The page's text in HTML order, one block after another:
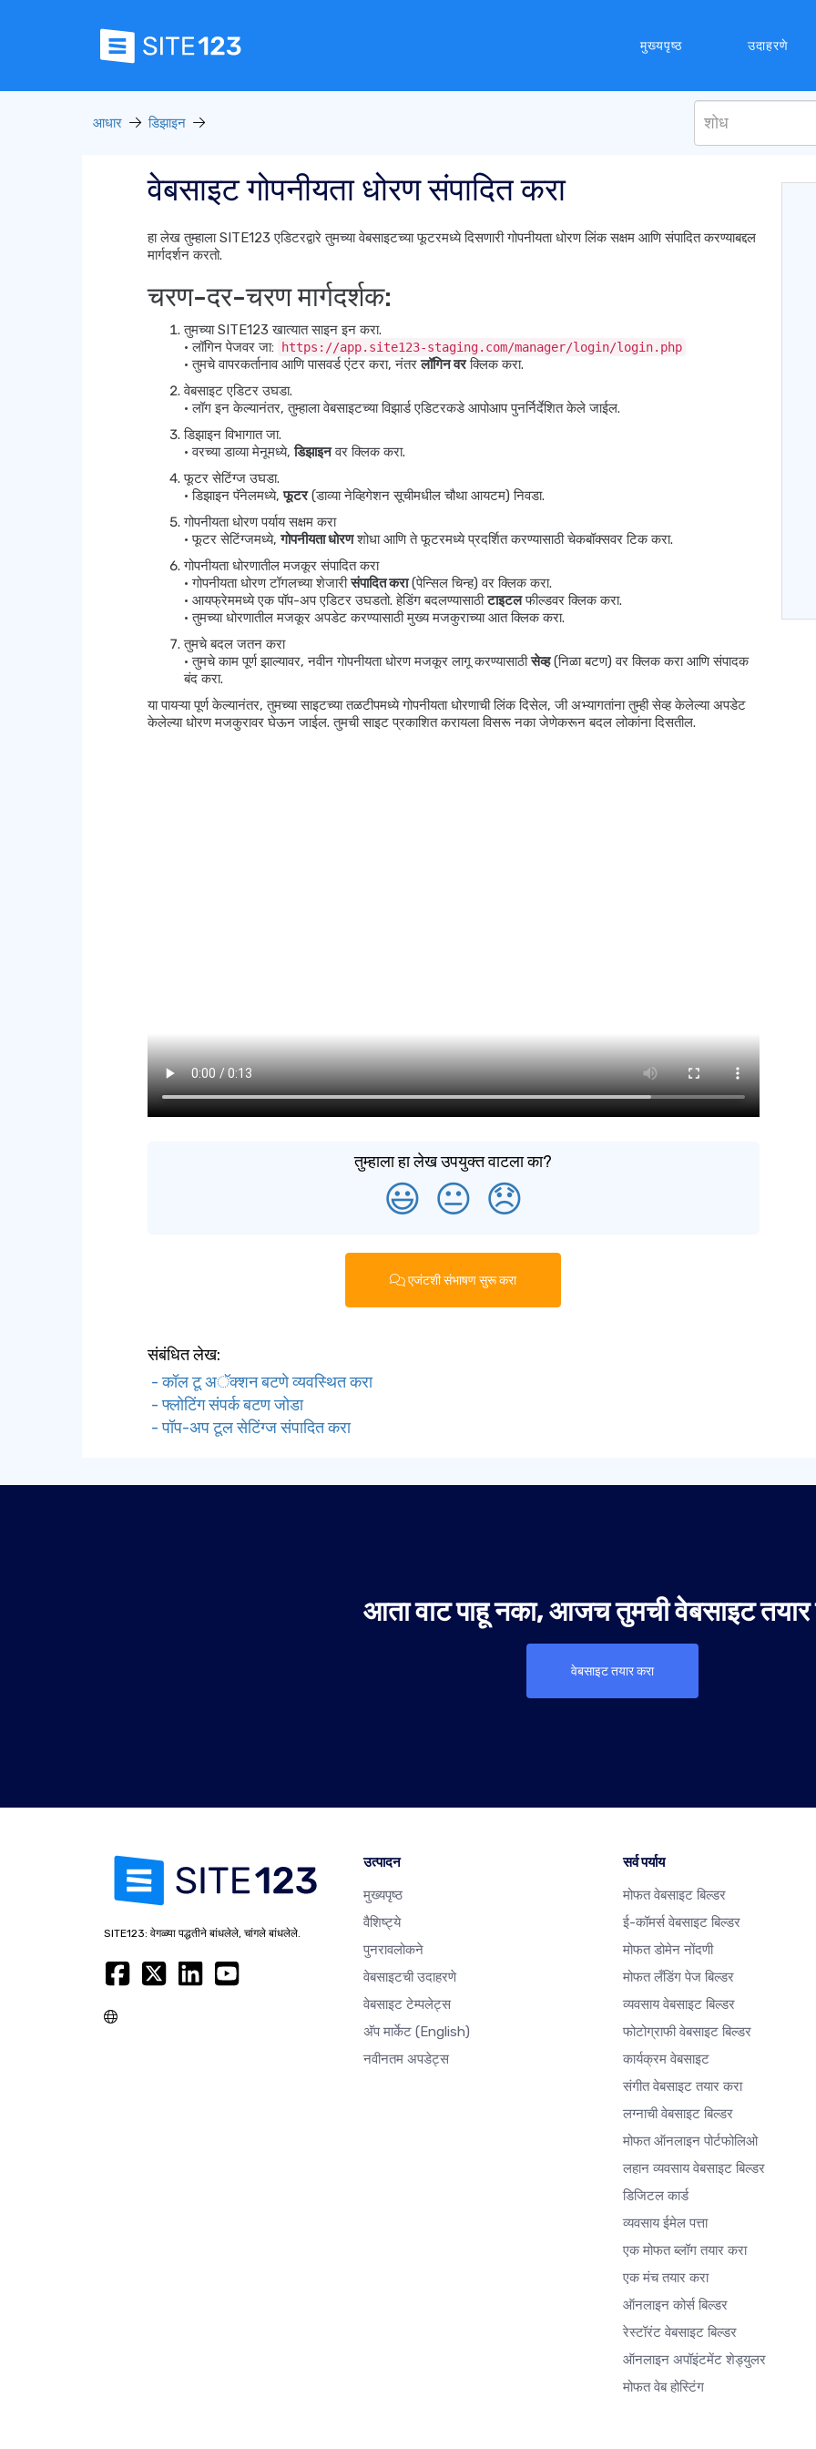
मुख्यपृष्ठ उदाहरणे
आधार डिझाइन
वेबसाइट गोपनीयता धोरण संपादित करा
हा लेख तुम्हाला SITE123 एडिटरद्वारे तुमच्या वेबसाइटच्या फूटरमध्ये दिसणारी गोपनीयता धोरण लिंक सक्षम आणि संपादित करण्याबद्दल
मार्गदर्शन करतो.
चरण-दर-चरण मार्गदर्शक:
तुमच्या SITE123 खात्यात साइन इन करा.
• लॉगिन पेजवर जा:
https://app.site123-staging.com/manager/login/login.php
• तुमचे वापरकर्तानाव आणि पासवर्ड एंटर करा, नंतरलॉगिन वरक्लिक करा.
वेबसाइट एडिटर उघडा.
• लॉग इन केल्यानंतर, तुम्हाला वेबसाइटच्या विझार्ड एडिटरकडे आपोआप पुनर्निर्देशित केले जाईल.
डिझाइन विभागात जा.
• वरच्या डाव्या मेनूमध्ये,डिझाइनवर क्लिक करा.
फूटर सेटिंग्ज उघडा.
• डिझाइन पॅनेलमध्ये,फूटर(डाव्या नेव्हिगेशन सूचीमधील चौथा आयटम) निवडा.
गोपनीयता धोरण पर्याय सक्षम करा
• फूटर सेटिंग्जमध्ये,गोपनीयता धोरणशोधा आणि ते फूटरमध्ये प्रदर्शित करण्यासाठी चेकबॉक्सवर टिक करा.
गोपनीयता धोरणातील मजकूर संपादित करा
• गोपनीयता धोरण टॉगलच्या शेजारीसंपादित करा(पेन्सिल चिन्ह) वर क्लिक करा.
• आयफ्रेममध्ये एक पॉप-अप एडिटर उघडतो. हेडिंग बदलण्यासाठीटाइटलफील्डवर क्लिक करा.
• तुमच्या धोरणातील मजकूर अपडेट करण्यासाठी मुख्य मजकुराच्या आत क्लिक करा.
तुमचे बदल जतन करा
• तुमचे काम पूर्ण झाल्यावर, नवीन गोपनीयता धोरण मजकूर लागू करण्यासाठीसेव्ह(निळा बटण) वर क्लिक करा आणि संपादक
बंद करा.
या पायऱ्या पूर्ण केल्यानंतर, तुमच्या साइटच्या तळटीपमध्ये गोपनीयता धोरणाची लिंक दिसेल, जी अभ्यागतांना तुम्ही सेव्ह केलेल्या अपडेट
केलेल्या धोरण मजकुरावर घेऊन जाईल. तुमची साइट प्रकाशित करायला विसरू नका जेणेकरून बदल लोकांना दिसतील.
तुम्हाला हा लेख उपयुक्त वाटला का?
😃 😐 😞
एजंटशी संभाषण सुरू करा
संबंधित लेख:
- कॉल टू अॅक्शन बटणे व्यवस्थित करा
- फ्लोटिंग संपर्क बटण जोडा
- पॉप-अप टूल सेटिंग्ज संपादित करा
आता वाट पाहू नका, आजच तुमची वेबसाइट तयार
वेबसाइट तयार करा
SITE123: वेगळ्या पद्धतीने बांधलेले, चांगले बांधलेले.
उत्पादन
मुख्यपृष्ठ
वैशिष्ट्ये
पुनरावलोकने
वेबसाइटची उदाहरणे
वेबसाइट टेम्पलेट्स
अ‍ॅप मार्केट (English)
नवीनतम अपडेट्स
सर्व पर्याय
मोफत वेबसाइट बिल्डर
ई-कॉमर्स वेबसाइट बिल्डर
मोफत डोमेन नोंदणी
मोफत लँडिंग पेज बिल्डर
व्यवसाय वेबसाइट बिल्डर
फोटोग्राफी वेबसाइट बिल्डर
कार्यक्रम वेबसाइट
संगीत वेबसाइट तयार करा
लग्नाची वेबसाइट बिल्डर
मोफत ऑनलाइन पोर्टफोलिओ
लहान व्यवसाय वेबसाइट बिल्डर
डिजिटल कार्ड
व्यवसाय ईमेल पत्ता
एक मोफत ब्लॉग तयार करा
एक मंच तयार करा
ऑनलाइन कोर्स बिल्डर
रेस्टॉरंट वेबसाइट बिल्डर
ऑनलाइन अपॉइंटमेंट शेड्युलर
मोफत वेब होस्टिंग